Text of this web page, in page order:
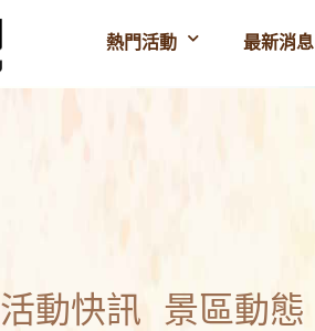
熱門活動 最新消息
活動快訊 景區動態